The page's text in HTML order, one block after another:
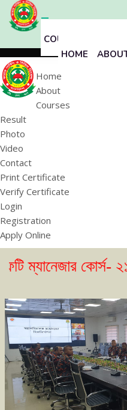
COURSES
HOME
Home
About
Courses
Result
Photo
Video
Contact
Print Certificate
Verify Certificate
Login
Registration
Apply Online
কোর্স- ২১তম